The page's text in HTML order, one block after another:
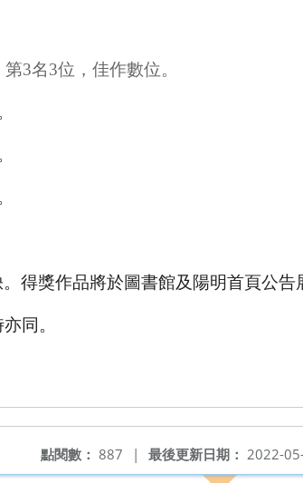
3名3位，佳作數位。
。得獎作品將於圖書館及陽明首頁公告
同。
最後更新日期： 2022-
點閱數： 887 |